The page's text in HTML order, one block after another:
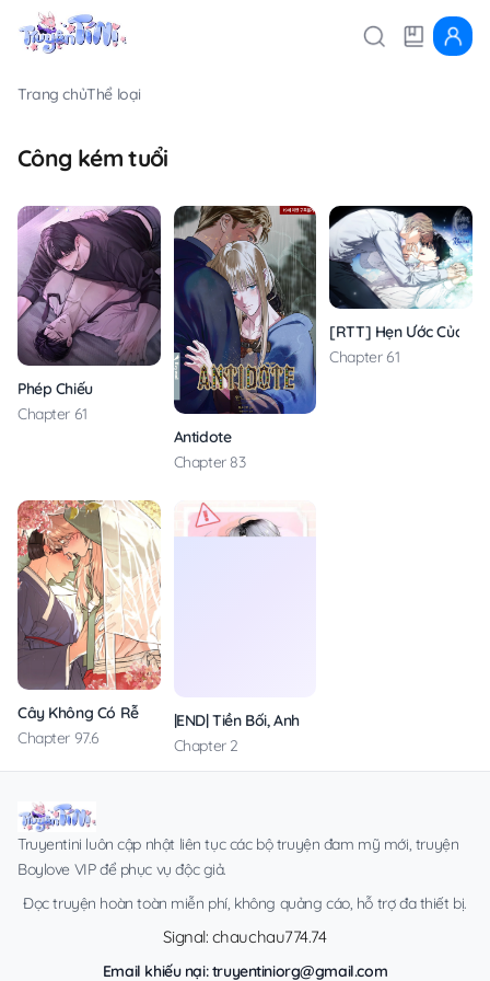
Trang chủThể loại
Công kém tuổi
Phép Chiếu
Chapter 61
Antidote
Chapter 83
[RTT] Hẹn Ước Của
Chapter 61
Cây Không Có Rễ
Chapter 97.6
|END| Tiền Bối, Anh Không Nhớ Em Sao?
Chapter 2
Truyentini luôn cập nhật liên tục các bộ truyện đam mỹ mới, truyện
Boylove VIP để phục vụ độc giả.
Đọc truyện hoàn toàn miễn phí, không quảng cáo, hỗ trợ đa thiết bị.
Signal: chauchau774.74
Email khiếu nại:truyentiniorg@gmail.com